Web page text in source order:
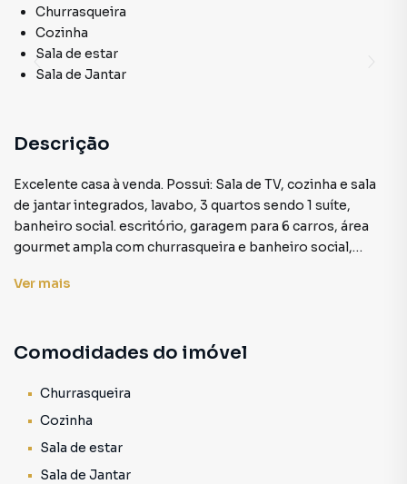
Churrasqueira
Cozinha
Sala de estar
Sala de Jantar
Descrição
Excelente casa à venda. Possui: Sala de TV, cozinha e sala
de jantar integrados, lavabo, 3 quartos sendo 1 suíte,
banheiro social. escritório, garagem para 6 carros, área
gourmet ampla com churrasqueira e banheiro social,
Ver mais
Comodidades do imóvel
Churrasqueira
Cozinha
Sala de estar
Sala de Jantar